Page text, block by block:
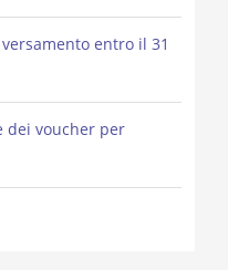
entro il 31
dei voucher per